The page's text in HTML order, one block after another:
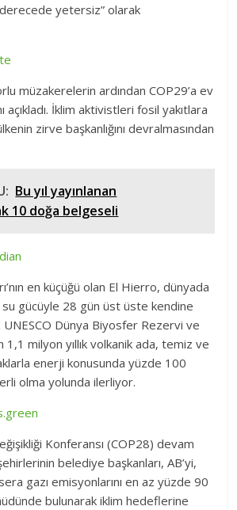
derecede yetersiz” olarak
müzakerelerin ardından COP29’a ev
açıkladı. İklim aktivistleri fosil yakıtlara
zirve başkanlığını devralmasından
Bu yıl yayınlanan
10 doğa belgeseli
en küçüğü olan El Hierro, dünyada
gücüyle 28 gün üst üste kendine
Dünya Biyosfer Rezervi ve
1,1 milyon yıllık volkanik ada, temiz ve
enerji konusunda yüzde 100
olma yolunda ilerliyor.
Konferansı (COP28) devam
belediye başkanları, AB’yi,
gazı emisyonlarını en az yüzde 90
bulunarak iklim hedeflerine